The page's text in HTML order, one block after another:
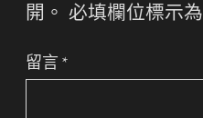
開。 必填欄位標示為
留言 *